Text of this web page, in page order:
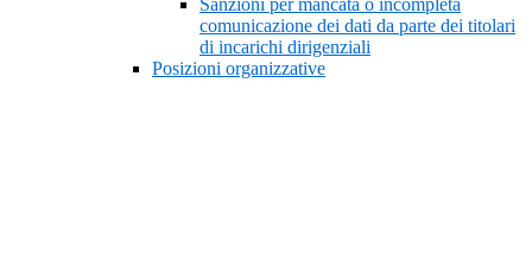
Sanzioni per mancata o incompleta
comunicazione dei dati da parte dei titolari
di incarichi dirigenziali
Posizioni organizzative